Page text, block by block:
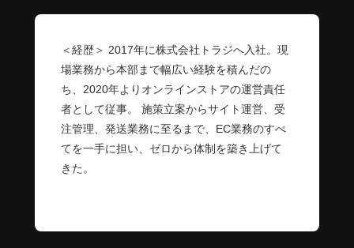
＜経歴＞ 2017年に株式会社トラジへ入社。現
場業務から本部まで幅広い経験を積んだの
ち、2020年よりオンラインストアの運営責任
者として従事。 施策立案からサイト運営、受
注管理、発送業務に至るまで、EC業務のすべ
てを一手に担い、ゼロから体制を築き上げて
きた。